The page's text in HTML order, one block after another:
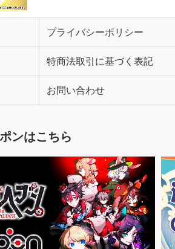
プライバシーポリシー
特商法取引に基づく表記
お問い合わせ
ンはこちら